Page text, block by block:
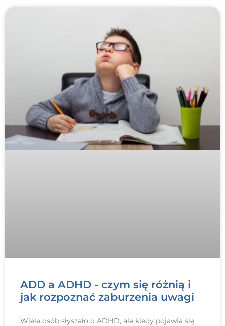
ADD a ADHD - czym się różnią i
jak rozpoznać zaburzenia uwagi
Wiele osób słyszało o ADHD, ale kiedy pojawia się